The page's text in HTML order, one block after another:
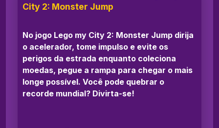
City 2: Monster Jump
No jogo Lego my City 2: Monster Jump dirija
o acelerador, tome impulso e evite os
perigos da estrada enquanto coleciona
moedas, pegue a rampa para chegar o mais
longe possível. Você pode quebrar o
recorde mundial? Divirta-se!